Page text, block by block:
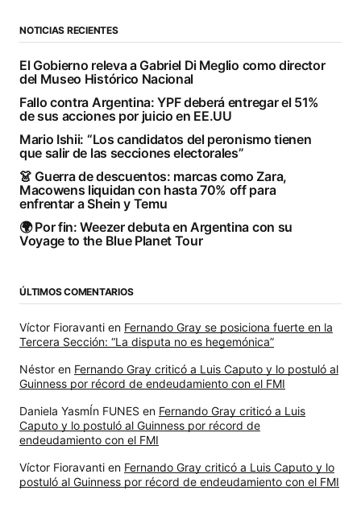
NOTICIAS RECIENTES
El Gobierno releva a Gabriel Di Meglio como director
del Museo Histórico Nacional
Fallo contra Argentina: YPF deberá entregar el 51%
de sus acciones por juicio en EE.UU
Mario Ishii: “Los candidatos del peronismo tienen
que salir de las secciones electorales”
👗 Guerra de descuentos: marcas como Zara,
Macowens liquidan con hasta 70% off para
enfrentar a Shein y Temu
🌍 Por fin: Weezer debuta en Argentina con su
Voyage to the Blue Planet Tour
ÚLTIMOS COMENTARIOS
Víctor Fioravanti en Fernando Gray se posiciona fuerte en la
Tercera Sección: “La disputa no es hegemónica”
Néstor en Fernando Gray criticó a Luis Caputo y lo postuló al
Guinness por récord de endeudamiento con el FMI
Daniela YasmÍn FUNES en Fernando Gray criticó a Luis
Caputo y lo postuló al Guinness por récord de
endeudamiento con el FMI
Víctor Fioravanti en Fernando Gray criticó a Luis Caputo y lo
postuló al Guinness por récord de endeudamiento con el FMI